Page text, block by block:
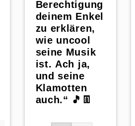
Berechtigung
deinem Enkel
zu erklären,
wie uncool
seine Musik
ist. Ach ja,
und seine
Klamotten
auch.“ 🎵👖